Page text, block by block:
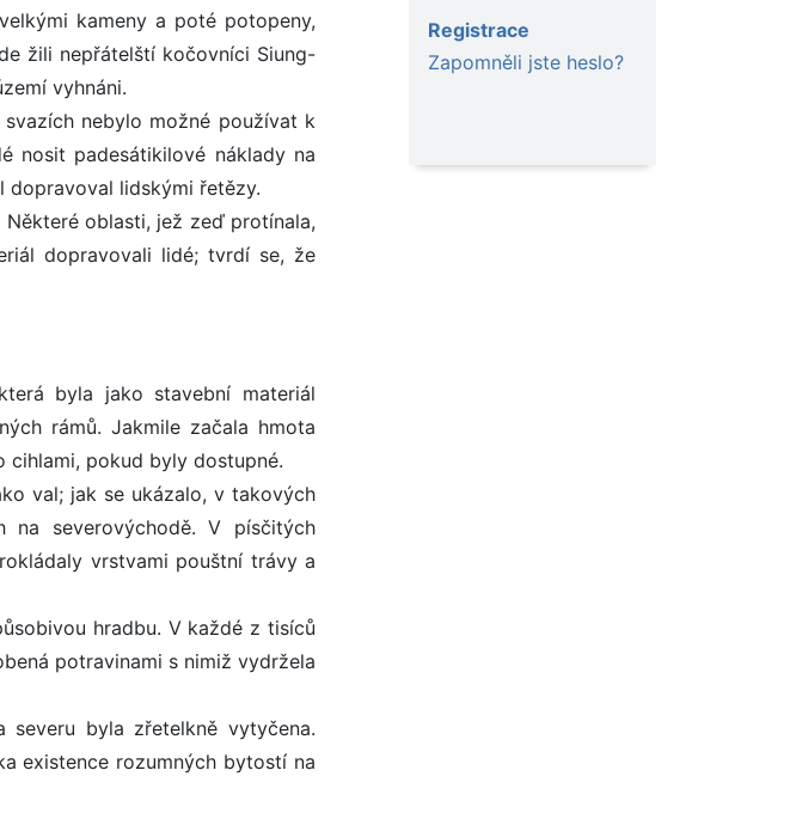
kameny a poté potopeny,
žili nepřátelští kočovníci Siung-
vyhnáni.
nebylo možné používat k
nosit padesátikilové náklady na
dopravoval lidskými řetězy.
oblasti, jež zeď protínala,
dopravovali lidé; tvrdí se, že
byla jako stavební materiál
rámů. Jakmile začala hmota
cihlami, pokud byly dostupné.
val; jak se ukázalo, v takových
na severovýchodě. V písčitých
vrstvami pouštní trávy a
hradbu. V každé z tisíců
potravinami s nimiž vydržela
severu byla zřetelkně vytyčena.
existence rozumných bytostí na
Registrace
Zapomněli jste heslo?